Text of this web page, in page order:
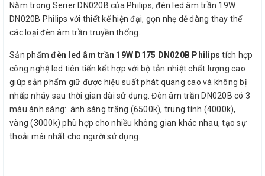
Nằm trong Serier DN020B của Philips, đèn led âm trần 19W
DN020B Philips với thiết kế hiện đại, gọn nhẹ dễ dàng thay thế
các loại đèn âm trần truyền thống.
Sản phẩmđèn led âm trần 19W D175 DN020B Philips tích hợp
công nghệ led tiên tiến kết hợp với bộ tản nhiệt chất lượng cao
giúp sản phẩm giữ được hiệu suất phát quang cao và không bị
nhấp nháy sau thời gian dài sử dụng. Đèn âm trần DN020B có 3
màu ánh sáng: ánh sáng trắng (6500k), trung tính (4000k),
vàng (3000k) phù hợp cho nhiều không gian khác nhau, tạo sự
thoải mái nhất cho người sử dụng.